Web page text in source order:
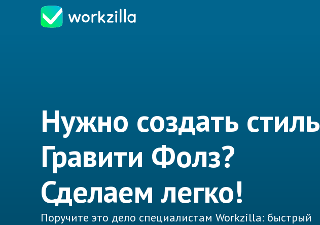
Нужно создать стиль
Гравити Фолз?
Сделаем легко!
Поручите это дело специалистам Workzilla: быстрый